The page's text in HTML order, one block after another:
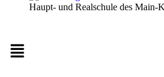
Haupt- und Realschule des Main-
Menü